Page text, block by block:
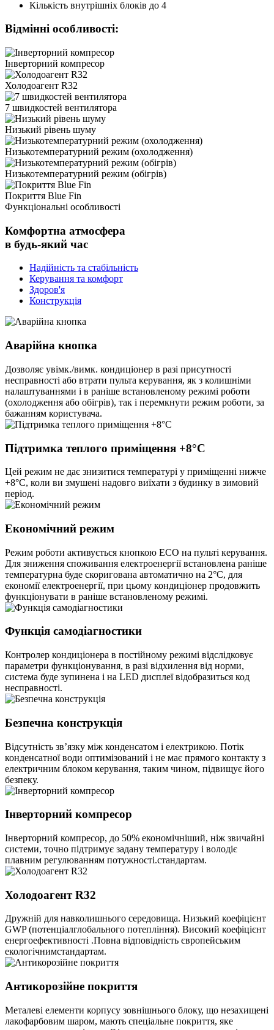
Кількість внутрішніх блоків до 4
Відмінні особливості:
Інверторний компресор
Холодоагент R32
7 швидкостей вентилятора
Низький рівень шуму
Низькотемпературний режим (охолодження)
Низькотемпературний режим (обігрів)
Покриття Blue Fin
Функціональні особливості
Комфортна атмосфера
в будь-який час
Надійність та стабільність
Керування та комфорт
Здоров'я
Конструкція
Аварійна кнопка
Дозволяє увімк./вимк. кондиціонер в разі присутності
несправності або втрати пульта керування, як з колишніми
налаштуваннями і в раніше встановленому режимі роботи
(охолодження або обігрів), так і перемкнути режим роботи, за
бажанням користувача.
Підтримка теплого приміщення +8°C
Цей режим не дає знизитися температурі у приміщенні нижче
+8°C, коли ви змушені надовго виїхати з будинку в зимовий
період.
Економічний режим
Режим роботи активується кнопкою ECO на пульті керування.
Для зниження споживання електроенергії встановлена раніше
температурна буде скоригована автоматично на 2°С, для
економії електроенергії, при цьому кондиціонер продовжить
функціонувати в раніше встановленому режимі.
Функція самодіагностики
Контролер кондиціонера в постійному режимі відслідковує
параметри функціонування, в разі відхилення від норми,
система буде зупинена і на LED дисплеї відобразиться код
несправності.
Безпечна конструкція
Відсутність зв’язку між конденсатом і електрикою. Потік
конденсатної води оптимізований і не має прямого контакту з
електричним блоком керування, таким чином, підвищує його
безпеку.
Інверторний компресор
Інверторний компресор, до 50% економічніший, ніж звичайні
системи, точно підтримує задану температуру і володіє
плавним регулюванням потужності.стандартам.
Холодоагент R32
Дружній для навколишнього середовища. Низький коефіцієнт
GWP (потенціалглобального потепління). Високий коефіцієнт
енергоефективності .Повна відповідність європейським
екологічнимстандартам.
Антикорозійне покриття
Металеві елементи корпусу зовнішнього блоку, що незахищені
лакофарбовим шаром, мають спеціальне покриття, яке